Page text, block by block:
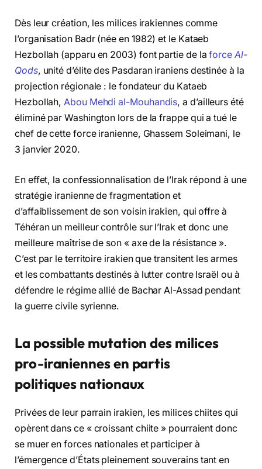
Dès leur création, les milices irakiennes comme
l’organisation Badr (née en 1982) et le Kataeb
Hezbollah (apparu en 2003) font partie de laforce Al-
Qods, unité d’élite des Pasdaran iraniens destinée à la
projection régionale : le fondateur du Kataeb
Hezbollah,Abou Mehdi al-Mouhandis, a d’ailleurs été
éliminé par Washington lors de la frappe qui a tué le
chef de cette force iranienne, Ghassem Soleimani, le
3 janvier 2020.
En effet, la confessionnalisation de l’Irak répond à une
stratégie iranienne de fragmentation et
d’affaiblissement de son voisin irakien, qui offre à
Téhéran un meilleur contrôle sur l’Irak et donc une
meilleure maîtrise de son « axe de la résistance ».
C’est par le territoire irakien que transitent les armes
et les combattants destinés à lutter contre Israël ou à
défendre le régime allié de Bachar Al-Assad pendant
la guerre civile syrienne.
La possible mutation des milices
pro-iraniennes en partis
politiques nationaux
Privées de leur parrain irakien, les milices chiites qui
opèrent dans ce « croissant chiite » pourraient donc
se muer en forces nationales et participer à
l’émergence d’États pleinement souverains tant en